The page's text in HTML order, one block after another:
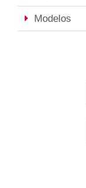
Modelos